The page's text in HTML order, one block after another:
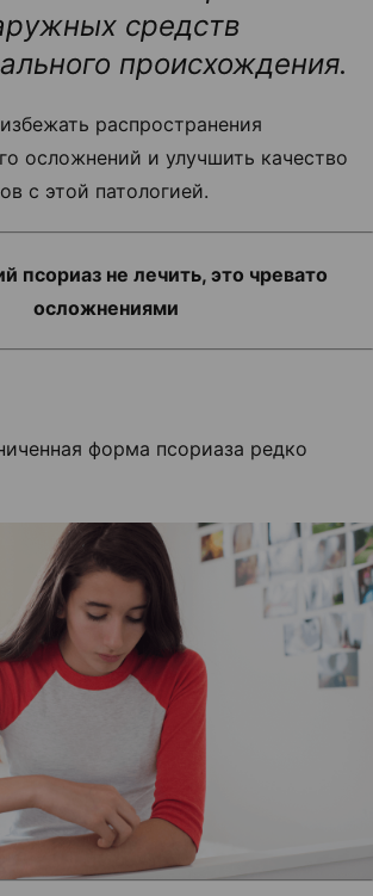
средств
происхождения.
распространения
осложнений и улучшить качество
с этой патологией.
псориаз не лечить, это чревато
осложнениями
форма псориаза редко